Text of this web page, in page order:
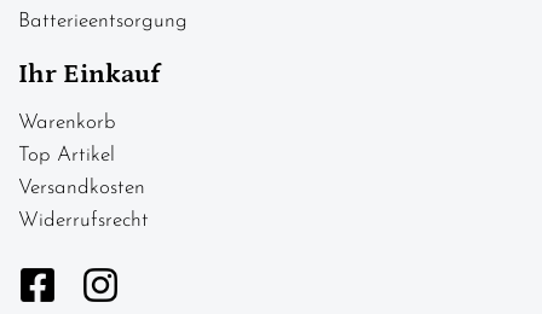
Batterieentsorgung
Ihr Einkauf
Warenkorb
Top Artikel
Versandkosten
Widerrufsrecht